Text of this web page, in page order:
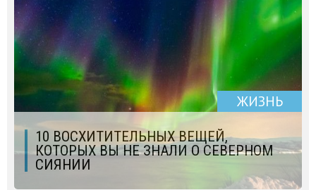
ЖИЗНЬ
10 ВОСХИТИТЕЛЬНЫХ ВЕЩЕЙ,
КОТОРЫХ ВЫ НЕ ЗНАЛИ О СЕВЕРНОМ
СИЯНИИ